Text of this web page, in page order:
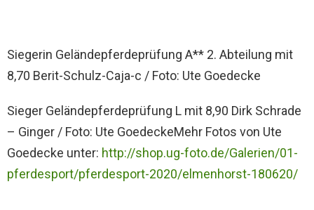
Siegerin Geländepferdeprüfung A** 2. Abteilung mit
8,70 Berit-Schulz-Caja-c / Foto: Ute Goedecke
Sieger Geländepferdeprüfung L mit 8,90 Dirk Schrade
– Ginger / Foto: Ute GoedeckeMehr Fotos von Ute
Goedecke unter: http://shop.ug-foto.de/Galerien/01-
pferdesport/pferdesport-2020/elmenhorst-180620/